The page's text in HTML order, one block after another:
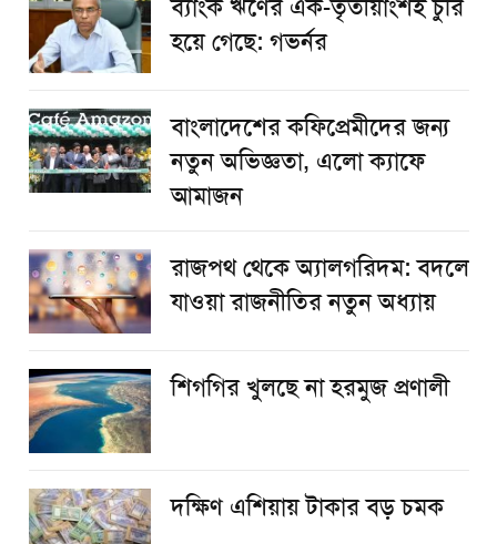
ব্যাংক ঋণের এক-তৃতীয়াংশই চুরি
হয়ে গেছে: গভর্নর
বাংলাদেশের কফিপ্রেমীদের জন্য
নতুন অভিজ্ঞতা, এলো ক্যাফে
আমাজন
রাজপথ থেকে অ্যালগরিদম: বদলে
যাওয়া রাজনীতির নতুন অধ্যায়
শিগগির খুলছে না হরমুজ প্রণালী
দক্ষিণ এশিয়ায় টাকার বড় চমক